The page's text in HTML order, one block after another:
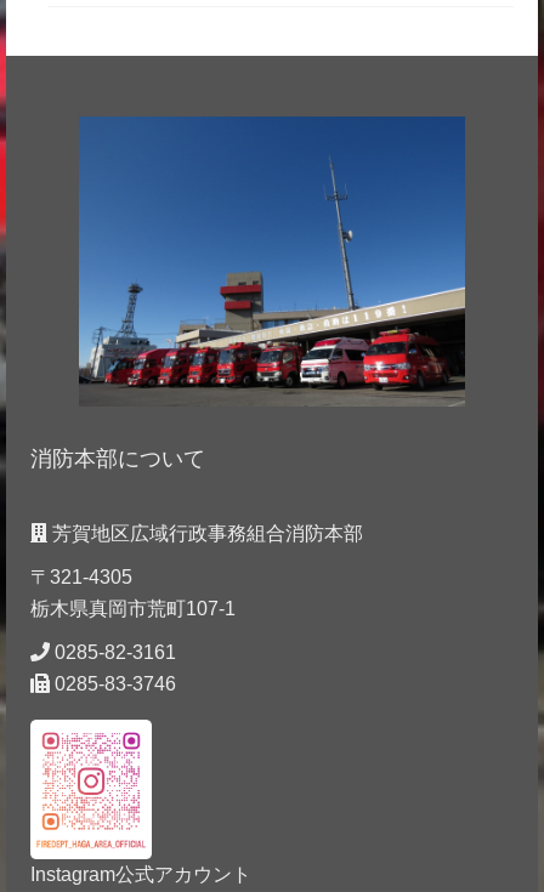
消防本部について
芳賀地区広域行政事務組合消防本部
〒321-4305
栃木県真岡市荒町107-1
0285-82-3161
0285-83-3746
Instagram公式アカウント